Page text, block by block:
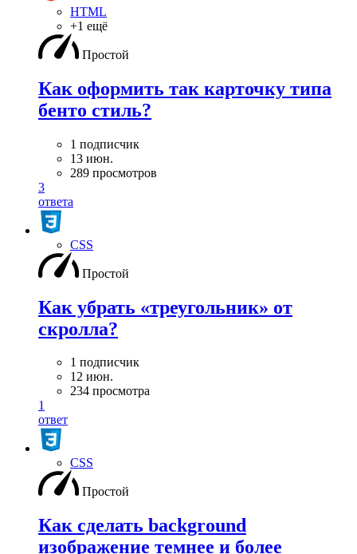
HTML
+1 ещё
Простой
Как оформить так карточку типа
бенто стиль?
1 подписчик
13 июн.
289 просмотров
3
ответа
CSS
Простой
Как убрать «треугольник» от
скролла?
1 подписчик
12 июн.
234 просмотра
1
ответ
CSS
Простой
Как сделать background
изображение темнее и более